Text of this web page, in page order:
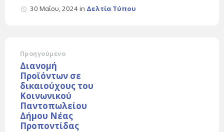
30 Μαΐου, 2024in Δελτία Τύπου
Προηγούμενο
Διανομή
Προϊόντων σε
δικαιούχους του
Κοινωνικού
Παντοπωλείου
Δήμου Νέας
Προποντίδας